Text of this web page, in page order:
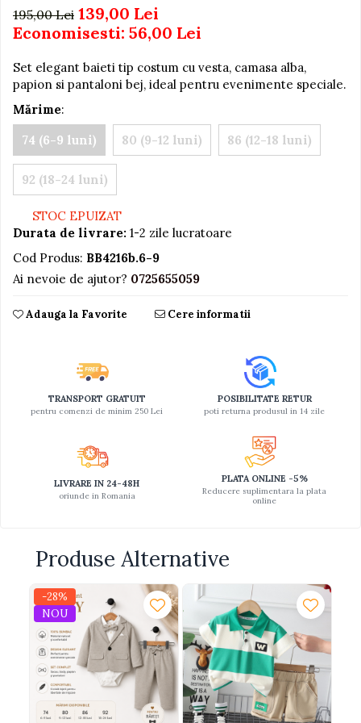
Jucarii educative din lemn
Muzica si instrumente
Plastilina
Proiectoare
Saltelute si centre de activitati
Set Avioane si submarine
Seturi de doctor
Trenulete
Vehicule de constructii
195,00 Lei 139,00 Lei
Economisesti: 56,00 Lei
Set elegant baieti tip costum cu vesta, camasa alba,
papion si pantaloni bej, ideal pentru evenimente speciale.
Mărime:
74 (6-9 luni)
80 (9-12 luni) 86 (12-18 luni)
92 (18-24 luni)
STOC EPUIZAT
Durata de livrare: 1-2 zile lucratoare
Cod Produs: BB4216b.6-9
Ai nevoie de ajutor? 0725655059
Adauga la Favorite Cere informatii
TRANSPORT GRATUIT
pentru comenzi de minim 250 Lei
POSIBILITATE RETUR
poti returna produsul in 14 zile
LIVRARE IN 24-48H
oriunde in Romania
PLATA ONLINE -5%
Reducere suplimentara la plata
online
Produse Alternative
-28%
NOU